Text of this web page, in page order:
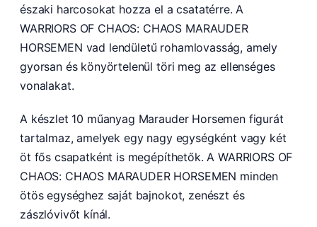
északi harcosokat hozza el a csatatérre. A
WARRIORS OF CHAOS: CHAOS MARAUDER
HORSEMEN vad lendületű rohamlovasság, amely
gyorsan és könyörtelenül töri meg az ellenséges
vonalakat.
A készlet 10 műanyag Marauder Horsemen figurát
tartalmaz, amelyek egy nagy egységként vagy két
öt fős csapatként is megépíthetők. A WARRIORS OF
CHAOS: CHAOS MARAUDER HORSEMEN minden
ötös egységhez saját bajnokot, zenészt és
zászlóvivőt kínál.